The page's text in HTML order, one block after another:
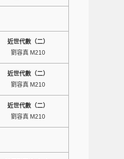
近世代數（二）
劉容真 M210
近世代數（二）
劉容真 M210
近世代數（二）
劉容真 M210